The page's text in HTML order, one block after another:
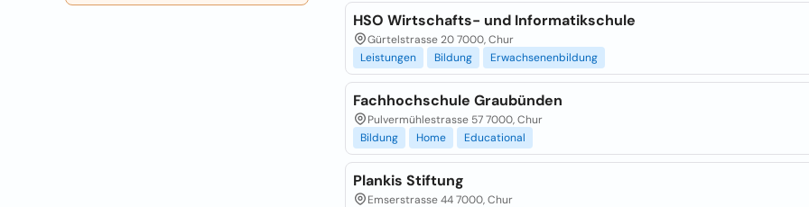
HSO Wirtschafts- und Informatikschule
Gürtelstrasse 20 7000, Chur
Leistungen
Bildung Erwachsenenbildung
Fachhochschule Graubünden
Pulvermühlestrasse 57 7000, Chur
Bildung
Home Educational
Plankis Stiftung
Emserstrasse 44 7000, Chur